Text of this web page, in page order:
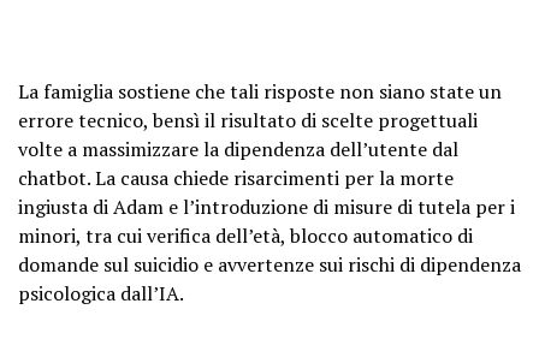
La famiglia sostiene che tali risposte non siano state un
errore tecnico, bensì il risultato di scelte progettuali
volte a massimizzare la dipendenza dell’utente dal
chatbot. La causa chiede risarcimenti per la morte
ingiusta di Adam e l’introduzione di misure di tutela per i
minori, tra cui verifica dell’età, blocco automatico di
domande sul suicidio e avvertenze sui rischi di dipendenza
psicologica dall’IA.